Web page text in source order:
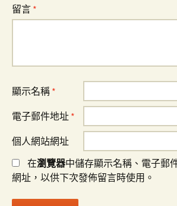
留言 *
顯示名稱 *
電子郵件地址 *
個人網站網址
在瀏覽器中儲存顯示名稱、電子郵
網址，以供下次發佈留言時使用。